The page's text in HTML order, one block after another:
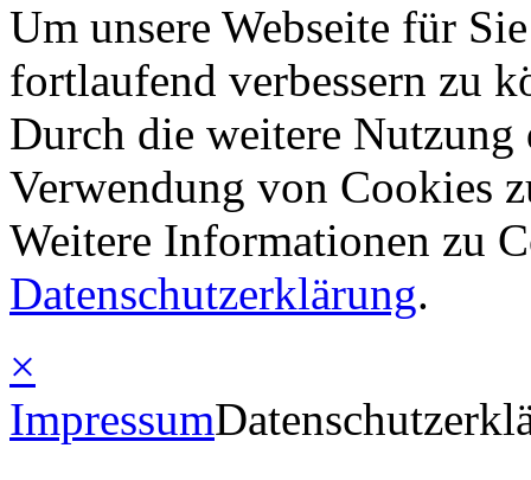
Um unsere Webseite für
fortlaufend verbessern zu
Durch die weitere Nutzung
Verwendung von Cookies
Weitere Informationen zu
Datenschutzerklärung.
×
Impressum